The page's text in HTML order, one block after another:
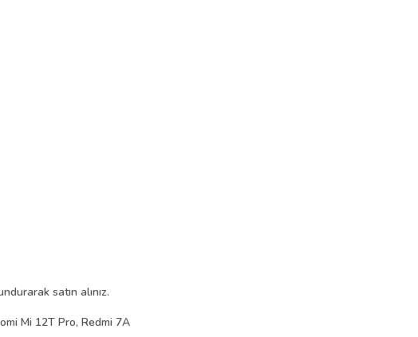
satın alınız.
Mi 12T Pro, Redmi 7A